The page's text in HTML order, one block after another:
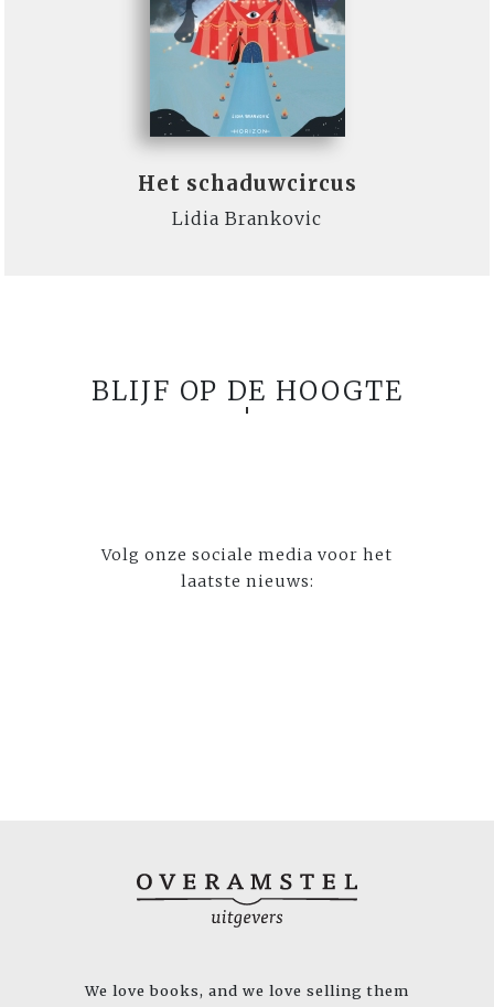
Het schaduwcircus
Lidia Brankovic
BLIJF OP DE HOOGTE
Volg onze sociale media voor het
laatste nieuws:
We love books, and we love selling them